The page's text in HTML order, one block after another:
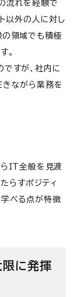
流れを経験で
以外の人に対し
の領域でも積極
。
すが、社内に
きながら業務を
らIT全般を見渡
らすポジティ
べる点が特徴
限に発揮